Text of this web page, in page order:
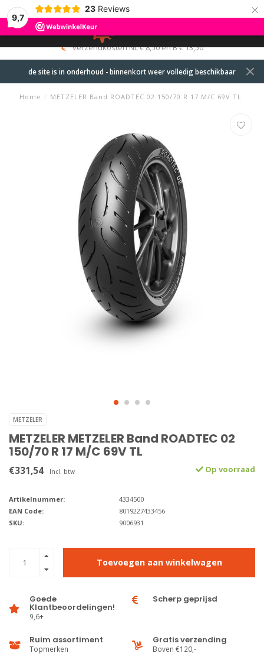
9,7
23 Reviews ×
MENU
0
verzendkosten NL € 8,50 en B € 13,50
de site is in onderhoud - binnenkort weer volledig beschikbaar
Home / METZELER Band ROADTEC 02 150/70 R 17 M/C 69V TL
METZELER
METZELER METZELER Band ROADTEC 02
150/70 R 17 M/C 69V TL
€331,54 Incl. btw Op voorraad
Artikelnummer:
4334500
EAN Code:
8019227433456
SKU:
9006931
Toevoegen aan winkelwagen
Goede
Klantbeoordelingen!
9,6+
Scherp geprijsd
Ruim assortiment
Topmerken
Gratis verzending
Boven €120,-